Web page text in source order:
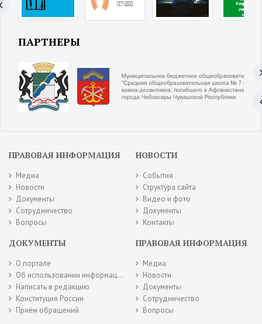
ПАРТНЕРЫ
ПРАВОВАЯ ИНФОРМАЦИЯ
Медиа
Новости
Документы
Сотрудничество
Вопросы
НОВОСТИ
События
Структура сайта
Видео и фото
Документы
Контакты
ДОКУМЕНТЫ
О портале
Об использовании информации сайта
Написать в редакцию
Конституция России
Приём обращений
ПРАВОВАЯ ИНФОРМАЦИЯ
Медиа
Новости
Документы
Сотрудничество
Вопросы